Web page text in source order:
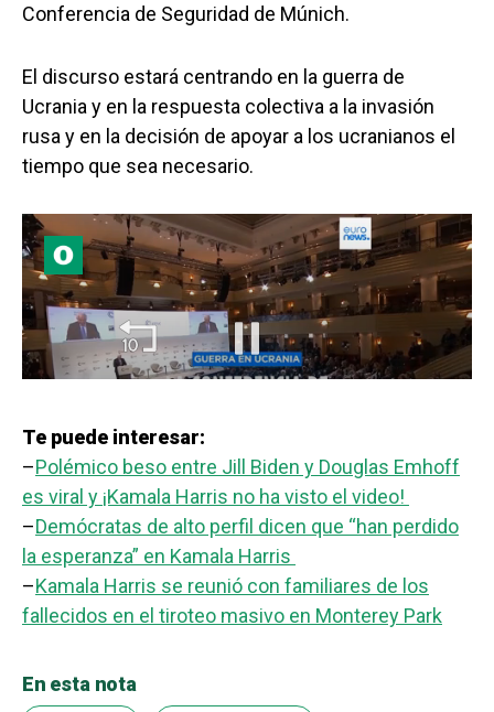
Conferencia de Seguridad de Múnich.
El discurso estará centrando en la guerra de
Ucrania y en la respuesta colectiva a la invasión
rusa y en la decisión de apoyar a los ucranianos el
tiempo que sea necesario.
Te puede interesar:
–Polémico beso entre Jill Biden y Douglas Emhoff
es viral y ¡Kamala Harris no ha visto el video!
–Demócratas de alto perfil dicen que “han perdido
la esperanza” en Kamala Harris
–Kamala Harris se reunió con familiares de los
fallecidos en el tiroteo masivo en Monterey Park
En esta nota